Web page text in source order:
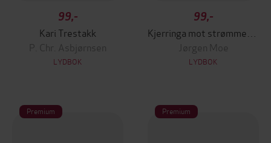
99,-
Kari Trestakk
P. Chr. Asbjørnsen
LYDBOK
99,-
Jørgen Moe
LYDBOK
Premium Premium